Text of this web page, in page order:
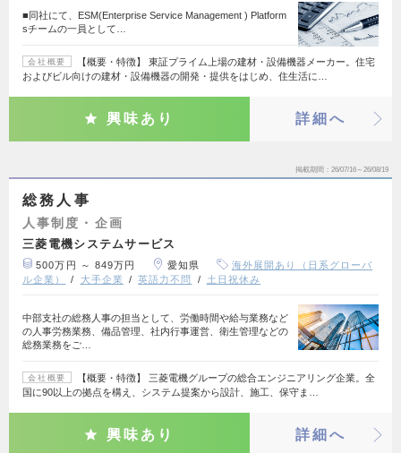
■同社にて、ESM(Enterprise Service Management ) Platform
sチームの一員として…
会社概要
【概要・特徴】 東証プライム上場の建材・設備機器メーカー。住宅
およびビル向けの建材・設備機器の開発・提供をはじめ、住生活に…
興味あり 詳細へ
掲載期間 26/07/16～26/08/19
総務人事
人事制度・企画
三菱電機システムサービス
500万円 ～ 849万円 愛知県
海外展開あり（日系グローバ
ル企業）
大手企業 英語力不問 土日祝休み
中部支社の総務人事の担当として、労働時間や給与業務など
の人事労務業務、備品管理、社内行事運営、衛生管理などの
総務業務をご…
会社概要
【概要・特徴】 三菱電機グループの総合エンジニアリング企業。全
国に90以上の拠点を構え、システム提案から設計、施工、保守ま…
興味あり 詳細へ